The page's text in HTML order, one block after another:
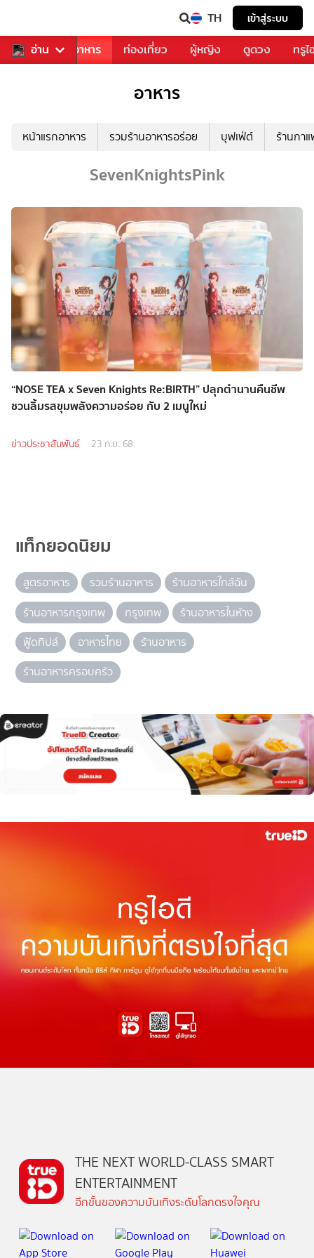
TH เข้าสู่ระบบ
อ่าน
การเพลง อาหาร ท่องเที่ยว ผู้หญิง ดูดวง ทรู
อาหาร
หน้าแรกอาหาร รวมร้านอาหารอร่อย บุฟเฟ่ต์ ร้านกา
SevenKnightsPink
“NOSE TEA x Seven Knights Re:BIRTH” ปลุกตำนานคืนชีพ
ชวนลิ้มรสขุมพลังความอร่อย กับ 2 เมนูใหม่
ข่าวประชาสัมพันธ์ 23 ก.ย. 68
แท็กยอดนิยม
สูตรอาหาร รวมร้านอาหาร
ร้านอาหารใกล้ฉัน
ร้านอาหารกรุงเทพ
กรุงเทพ
ร้านอาหารในห้าง
ฟู้ดทิปส์
อาหารไทย
ร้านอาหาร
ร้านอาหารครอบครัว
THE NEXT WORLD-CLASS SMART
ENTERTAINMENT
อีกขั้นของความบันเทิงระดับโลกตรงใจคุณ